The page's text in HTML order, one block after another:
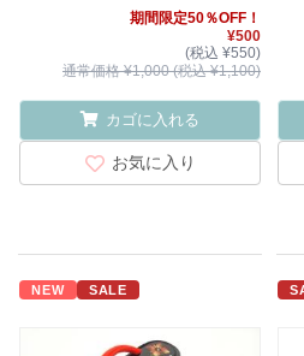
期間限定50％OFF！
¥500
(税込 ¥550)
通常価格 ¥1,000 (税込 ¥1,100)
カゴに入れる
お気に入り
NEW SALE